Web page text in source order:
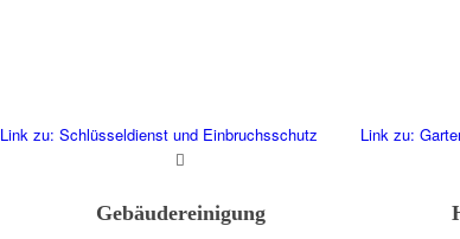
Link zu: Schlüsseldienst und Einbruchsschutz
Gebäudereinigung
Link zu: